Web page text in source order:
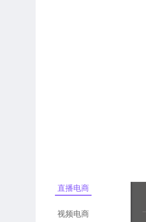
直播电商
视频电商